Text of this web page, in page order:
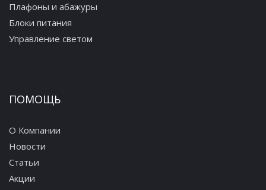
Плафоны и абажуры
Блоки питания
Управление светом
ПОМОЩЬ
О Компании
Новости
Статьи
Акции